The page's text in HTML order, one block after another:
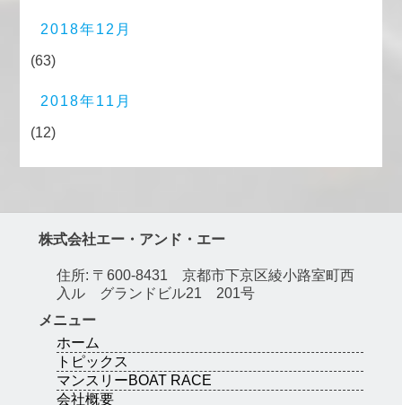
2018年12月
(63)
2018年11月
(12)
株式会社エー・アンド・エー
住所: 〒600-8431 京都市下京区綾小路室町西
入ル グランドビル21 201号
メニュー
ホーム
トピックス
マンスリーBOAT RACE
会社概要